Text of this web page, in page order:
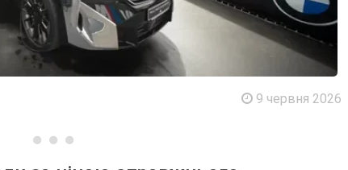
9 червня 2026